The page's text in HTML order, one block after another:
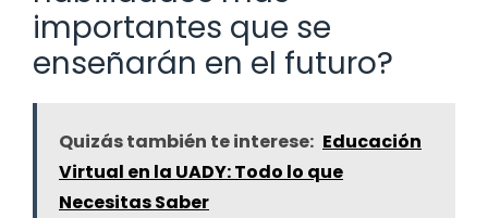
importantes que se
enseñarán en el futuro?
Quizás también te interese: Educación
Virtual en la UADY: Todo lo que
Necesitas Saber